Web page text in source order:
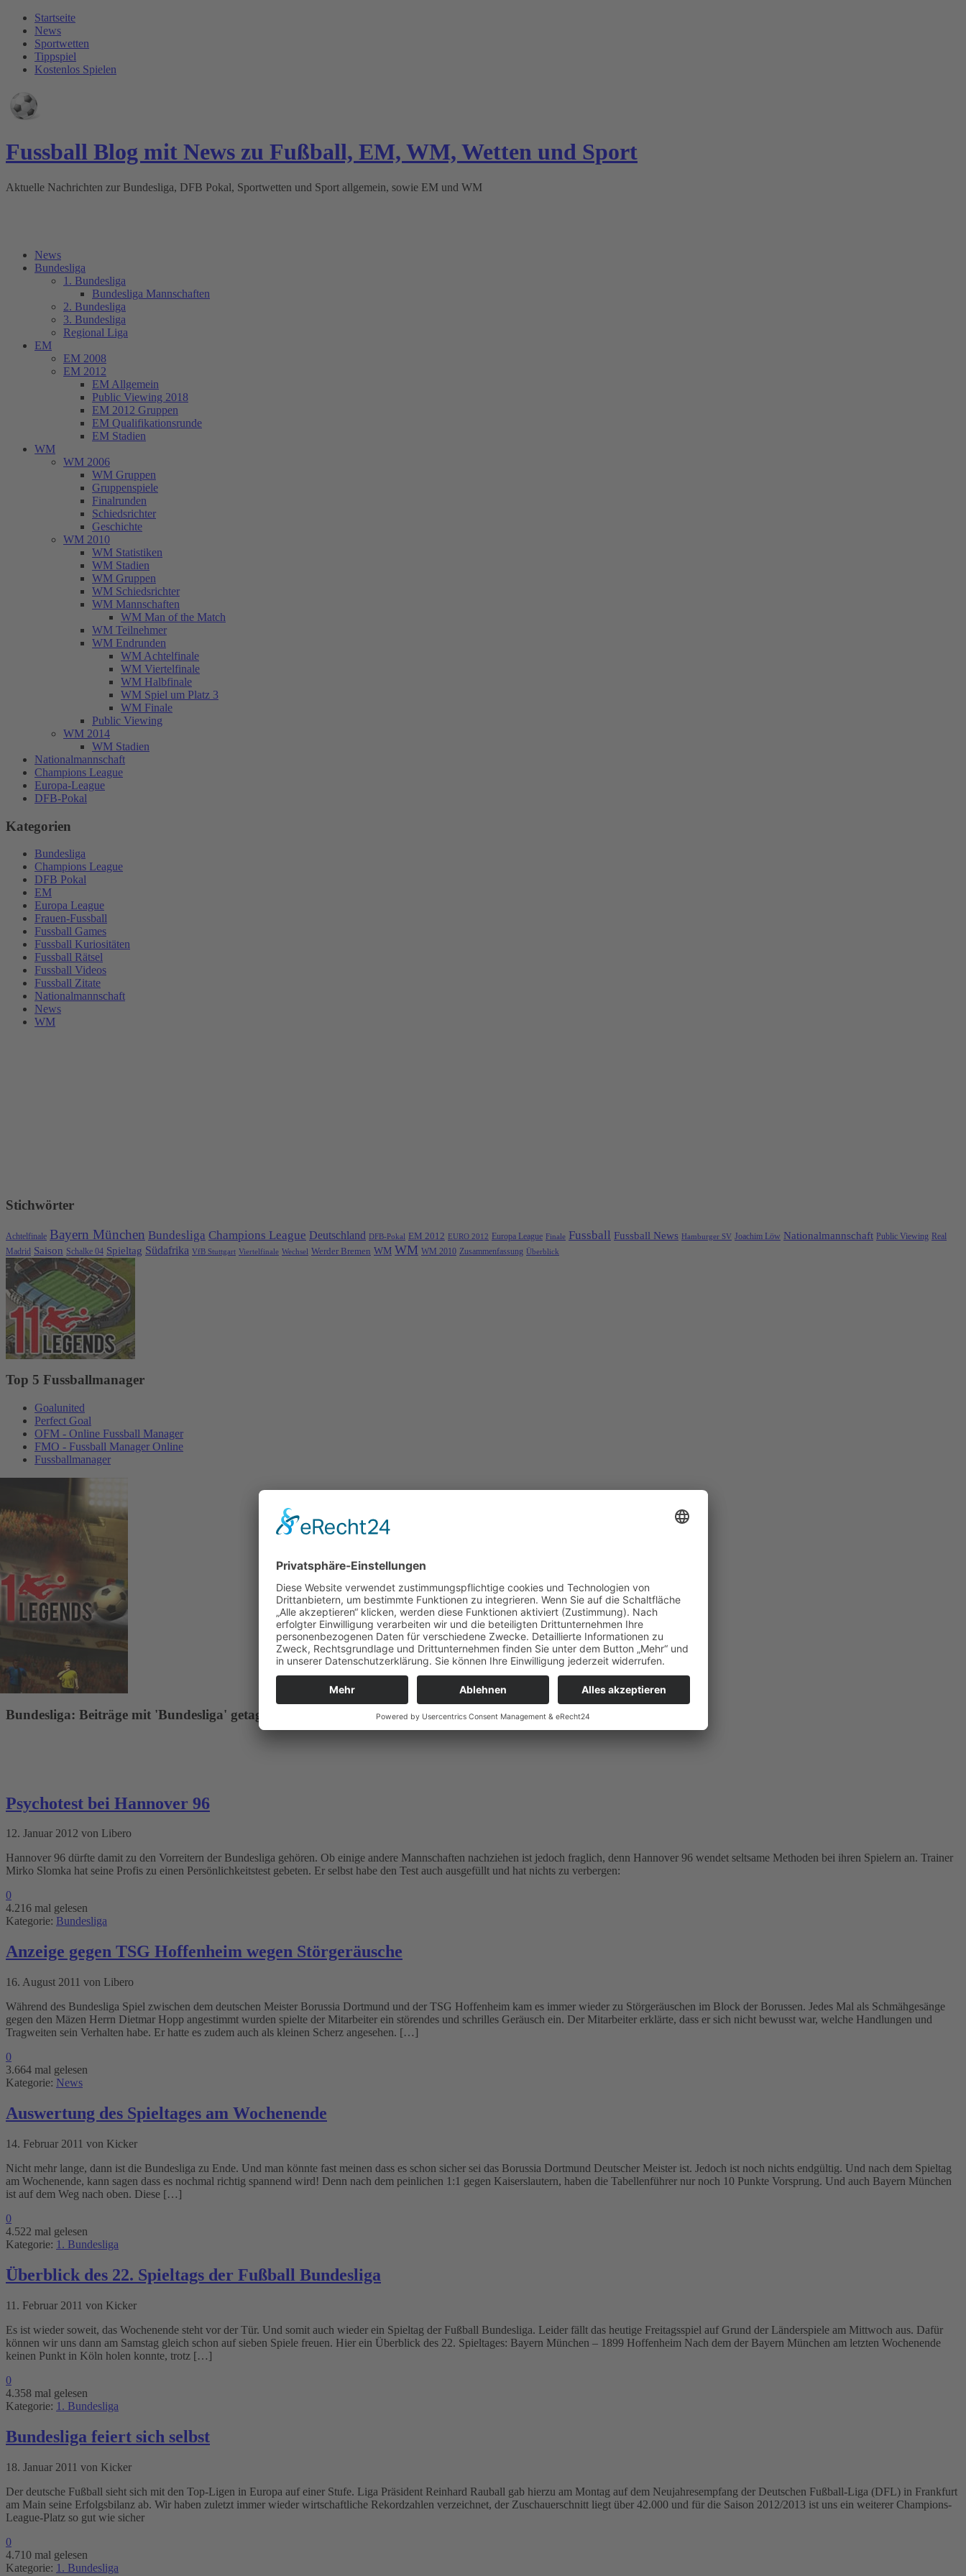
Startseite
News
Sportwetten
Tippspiel
Kostenlos Spielen
Fussball Blog mit News zu Fußball, EM, WM, Wetten und Sport
Aktuelle Nachrichten zur Bundesliga, DFB Pokal, Sportwetten und Sport allgemein, sowie EM und WM
News
Bundesliga
1. Bundesliga
Bundesliga Mannschaften
2. Bundesliga
3. Bundesliga
Regional Liga
EM
EM 2008
EM 2012
EM Allgemein
Public Viewing 2018
EM 2012 Gruppen
EM Qualifikationsrunde
EM Stadien
WM
WM 2006
WM Gruppen
Gruppenspiele
Finalrunden
Schiedsrichter
Geschichte
WM 2010
WM Statistiken
WM Stadien
WM Gruppen
WM Schiedsrichter
WM Mannschaften
WM Man of the Match
WM Teilnehmer
WM Endrunden
WM Achtelfinale
WM Viertelfinale
WM Halbfinale
WM Spiel um Platz 3
WM Finale
Public Viewing
WM 2014
WM Stadien
Nationalmannschaft
Champions League
Europa-League
DFB-Pokal
Kategorien
Bundesliga
Champions League
DFB Pokal
EM
Europa League
Frauen-Fussball
Fussball Games
Fussball Kuriositäten
Fussball Rätsel
Fussball Videos
Fussball Zitate
Nationalmannschaft
News
WM
Stichwörter
Achtelfinale Bayern München Bundesliga Champions League Deutschland DFB-Pokal EM 2012 EURO 2012 Europa League Finale Fussball Fussball News Hamburger SV Joachim Löw Nationalmannschaft Public Viewing Real
Madrid Saison Schalke 04 Spieltag Südafrika VfB Stuttgart Viertelfinale Wechsel Werder Bremen WM WM WM 2010 Zusammenfassung Überblick
Top 5 Fussballmanager
Goalunited
Perfect Goal
OFM - Online Fussball Manager
FMO - Fussball Manager Online
Fussballmanager
Bundesliga: Beiträge mit 'Bundesliga' getagged.
Psychotest bei Hannover 96
12. Januar 2012 von Libero
Hannover 96 dürfte damit zu den Vorreitern der Bundesliga gehören. Ob einige andere Mannschaften nachziehen ist jedoch fraglich, denn Hannover 96 wendet seltsame Methoden bei ihren Spielern an. Trainer
Mirko Slomka hat seine Profis zu einen Persönlichkeitstest gebeten. Er selbst habe den Test auch ausgefüllt und hat nichts zu verbergen:
0
4.216 mal gelesen
Kategorie: Bundesliga
Anzeige gegen TSG Hoffenheim wegen Störgeräusche
16. August 2011 von Libero
Während des Bundesliga Spiel zwischen dem deutschen Meister Borussia Dortmund und der TSG Hoffenheim kam es immer wieder zu Störgeräuschen im Block der Borussen. Jedes Mal als Schmähgesänge
gegen den Mäzen Herrn Dietmar Hopp angestimmt wurden spielte der Mitarbeiter ein störendes und schrilles Geräusch ein. Der Mitarbeiter erklärte, dass er sich nicht bewusst war, welche Handlungen und
Tragweiten sein Verhalten habe. Er hatte es zudem auch als kleinen Scherz angesehen. […]
0
3.664 mal gelesen
Kategorie: News
Auswertung des Spieltages am Wochenende
14. Februar 2011 von Kicker
Nicht mehr lange, dann ist die Bundesliga zu Ende. Und man könnte fast meinen dass es schon sicher sei das Borussia Dortmund Deutscher Meister ist. Jedoch ist noch nichts endgültig. Und nach dem Spieltag
am Wochenende, kann sagen dass es nochmal richtig spannend wird! Denn nach dem peinlichen 1:1 gegen Kaiserslautern, haben die Tabellenführer nur noch 10 Punkte Vorsprung. Und auch Bayern München
ist auf dem Weg nach oben. Diese […]
0
4.522 mal gelesen
Kategorie: 1. Bundesliga
Überblick des 22. Spieltags der Fußball Bundesliga
11. Februar 2011 von Kicker
Es ist wieder soweit, das Wochenende steht vor der Tür. Und somit auch wieder ein Spieltag der Fußball Bundesliga. Leider fällt das heutige Freitagsspiel auf Grund der Länderspiele am Mittwoch aus. Dafür
können wir uns dann am Samstag gleich schon auf sieben Spiele freuen. Hier ein Überblick des 22. Spieltages: Bayern München – 1899 Hoffenheim Nach dem der Bayern München am letzten Wochenende
keinen Punkt in Köln holen konnte, trotz […]
0
4.358 mal gelesen
Kategorie: 1. Bundesliga
Bundesliga feiert sich selbst
18. Januar 2011 von Kicker
Der deutsche Fußball sieht sich mit den Top-Ligen in Europa auf einer Stufe. Liga Präsident Reinhard Rauball gab hierzu am Montag auf dem Neujahresempfang der Deutschen Fußball-Liga (DFL) in Frankfurt
am Main seine Erfolgsbilanz ab. Wir haben zuletzt immer wieder wirtschaftliche Rekordzahlen verzeichnet, der Zuschauerschnitt liegt über 42.000 und für die Saison 2012/2013 ist uns ein weiterer Champions-
League-Platz so gut wie sicher
0
4.710 mal gelesen
Kategorie: 1. Bundesliga